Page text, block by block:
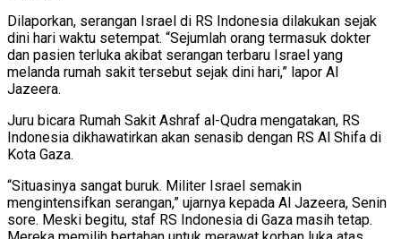
Dilaporkan, serangan Israel di RS Indonesia dilakukan sejak
dini hari waktu setempat. “Sejumlah orang termasuk dokter
dan pasien terluka akibat serangan terbaru Israel yang
melanda rumah sakit tersebut sejak dini hari,” lapor Al
Jazeera.
Juru bicara Rumah Sakit Ashraf al-Qudra mengatakan, RS
Indonesia dikhawatirkan akan senasib dengan RS Al Shifa di
Kota Gaza.
“Situasinya sangat buruk. Militer Israel semakin
mengintensifkan serangan,” ujarnya kepada Al Jazeera, Senin
sore. Meski begitu, staf RS Indonesia di Gaza masih tetap.